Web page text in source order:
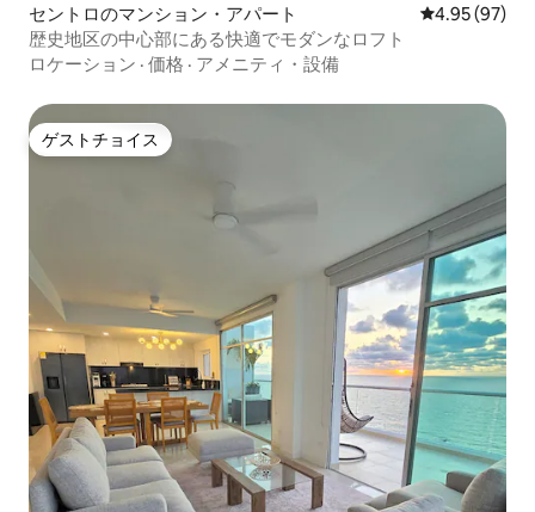
セントロのマンション・アパート レビュー97
4.95 (97)
歴史地区の中心部にある快適でモダンなロフト
ロケーション · 価格 · アメニティ・設備
ゲストチョイス
ゲストチョイス